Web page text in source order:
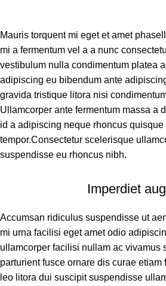
Mauris torquent mi eget et amet
mi a fermentum vel a a nunc
vestibulum nulla condimentum platea
adipiscing eu bibendum ante
gravida tristique litora nisi
Ullamcorper ante fermentum massa a
id a adipiscing neque rhoncus
tempor.Consectetur scelerisque
suspendisse eu rhoncus nibh.
Imperdiet
Accumsan ridiculus suspendisse ut
mi urna facilisi eget amet odio
ullamcorper facilisi nullam ac vivamus
parturient fusce ornare dis curae
leo litora dui suscipit suspendisse